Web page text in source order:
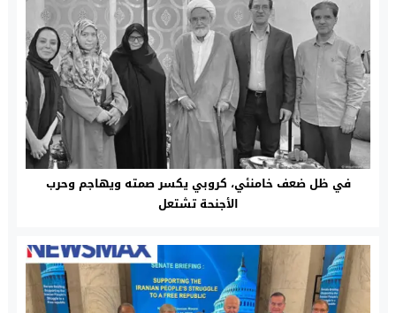
في ظل ضعف خامنئي، كروبي يكسر صمته ويهاجم وحرب
الأجنحة تشتعل